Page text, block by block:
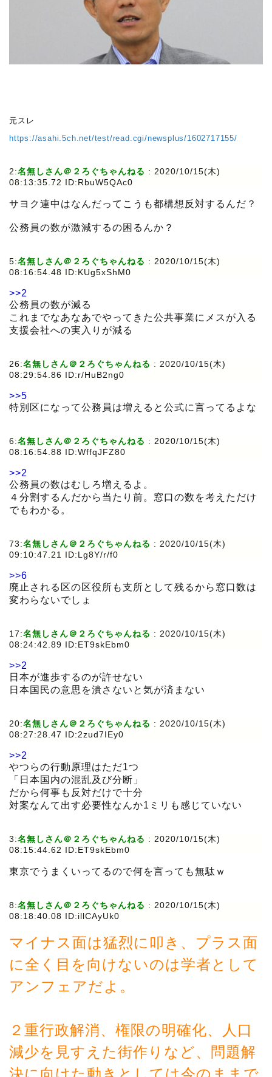
元スレ
https://asahi.5ch.net/test/read.cgi/newsplus/1602717155/
2:名無しさん＠２ろぐちゃんねる : 2020/10/15(木)
08:13:35.72 ID:RbuW5QAc0
サヨク連中はなんだってこうも都構想反対するんだ？
公務員の数が激減するの困るんか？
5:名無しさん＠２ろぐちゃんねる : 2020/10/15(木)
08:16:54.48 ID:KUg5xShM0
>>2
公務員の数が減る
これまでなあなあでやってきた公共事業にメスが入る
支援会社への実入りが減る
26:名無しさん＠２ろぐちゃんねる : 2020/10/15(木)
08:29:54.86 ID:r/HuB2ng0
>>5
特別区になって公務員は増えると公式に言ってるよな
6:名無しさん＠２ろぐちゃんねる : 2020/10/15(木)
08:16:54.88 ID:WffqJFZ80
>>2
公務員の数はむしろ増えるよ。
４分割するんだから当たり前。窓口の数を考えただけ
でもわかる。
73:名無しさん＠２ろぐちゃんねる : 2020/10/15(木)
09:10:47.21 ID:Lg8Y/r/f0
>>6
廃止される区の区役所も支所として残るから窓口数は
変わらないでしょ
17:名無しさん＠２ろぐちゃんねる : 2020/10/15(木)
08:24:42.89 ID:ET9skEbm0
>>2
日本が進歩するのが許せない
日本国民の意思を潰さないと気が済まない
20:名無しさん＠２ろぐちゃんねる : 2020/10/15(木)
08:27:28.47 ID:2zud7IEy0
>>2
やつらの行動原理はただ1つ
「日本国内の混乱及び分断」
だから何事も反対だけで十分
対案なんて出す必要性なんか1ミリも感じていない
3:名無しさん＠２ろぐちゃんねる : 2020/10/15(木)
08:15:44.62 ID:ET9skEbm0
東京でうまくいってるので何を言っても無駄ｗ
8:名無しさん＠２ろぐちゃんねる : 2020/10/15(木)
08:18:40.08 ID:illCAyUk0
マイナス面は猛烈に叩き、プラス面
に全く目を向けないのは学者として
アンフェアだよ。
２重行政解消、権限の明確化、人口
減少を見すえた街作りなど、問題解
決に向けた動きとしては今のままで